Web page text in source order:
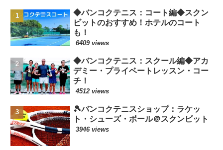
◆バンコクテニス：コート編◆スクン
ビットのおすすめ！ホテルのコート
も！
6409 views
◆バンコクテニス：スクール編◆アカ
デミー・プライベートレッスン・コー
チ！
4512 views
🎾バンコクテニスショップ：ラケッ
ト・シューズ・ボール＠スクンビット
3946 views